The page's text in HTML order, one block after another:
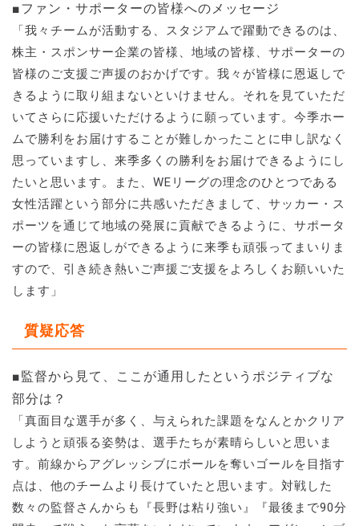
■ファン・サポーターの皆様へのメッセージ
「我々チームが活動する、スタジアムで躍動できるのは、
株主・スポンサー企業の皆様、地域の皆様、サポーターの
皆様のご支援ご声援のおかげです。我々が皆様に恩返しで
きるように取り組まないといけません。それを見ていただ
いてさらに応援いただけるように願っています。今季ホー
ムで勝利をお届けすることが難しかったことに申し訳なく
思っていますし、来季多くの勝利をお届けできるようにし
たいと思います。また、WEリーグの理念のひとつである
女性活躍という部分に共感いただきまして、サッカー・ス
ポーツを通じて地域の発展に貢献できるように、サポータ
ーの皆様に恩返しができるように来季も頑張ってまいりま
すので、引き続き熱いご声援ご支援をよろしくお願いいた
します」
質疑応答
■監督から見て、ここが通用したというポジティブな
部分は？
「真面目な選手が多く、与えられた課題をなんとかクリア
しようと頑張る姿勢は、選手たちが素晴らしいと思いま
す。前線からアグレッシブにボールを奪いゴールを目指す
点は、他のチームより長けていたと思います。対戦した
数々の監督さんからも『長野は粘り強い』『最後まで90分